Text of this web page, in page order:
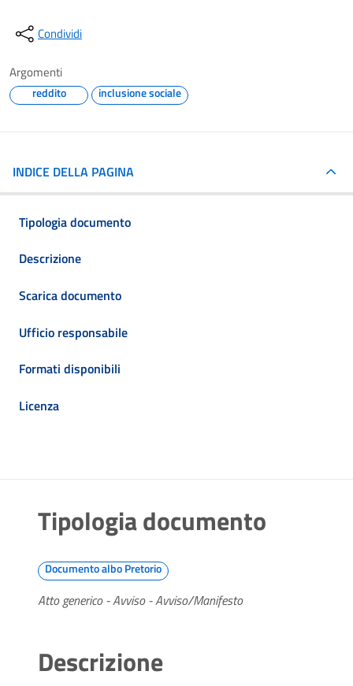
Condividi
Argomenti
reddito inclusione sociale
INDICE DELLA PAGINA
Tipologia documento
Descrizione
Scarica documento
Ufficio responsabile
Formati disponibili
Licenza
Tipologia documento
Documento albo Pretorio
Atto generico - Avviso - Avviso/Manifesto
Descrizione